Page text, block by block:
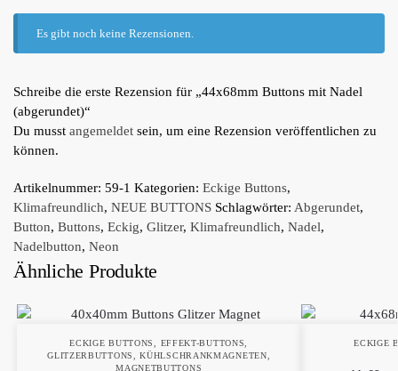
Es gibt noch keine Rezensionen.
Schreibe die erste Rezension für „44x68mm Buttons mit Nadel
(abgerundet)“
Du musst angemeldet sein, um eine Rezension veröffentlichen zu
können.
Artikelnummer: 59-1 Kategorien: Eckige Buttons,
Klimafreundlich, NEUE BUTTONS Schlagwörter: Abgerundet,
Button, Buttons, Eckig, Glitzer, Klimafreundlich, Nadel,
Nadelbutton, Neon
Ähnliche Produkte
ECKIGE BUTTONS EFFEKT-BUTTONS
GLITZERBUTTONS
,KÜHLSCHRANKMAGNETEN
MAGNETBUTTONS
ECKIGE